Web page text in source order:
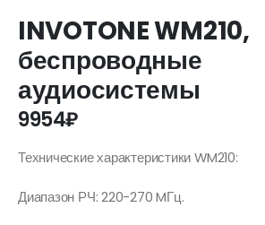
INVOTONE WM210,
беспроводные
аудиосистемы
9954₽
Технические характеристики WM210:
Диапазон РЧ: 220-270 MГц.